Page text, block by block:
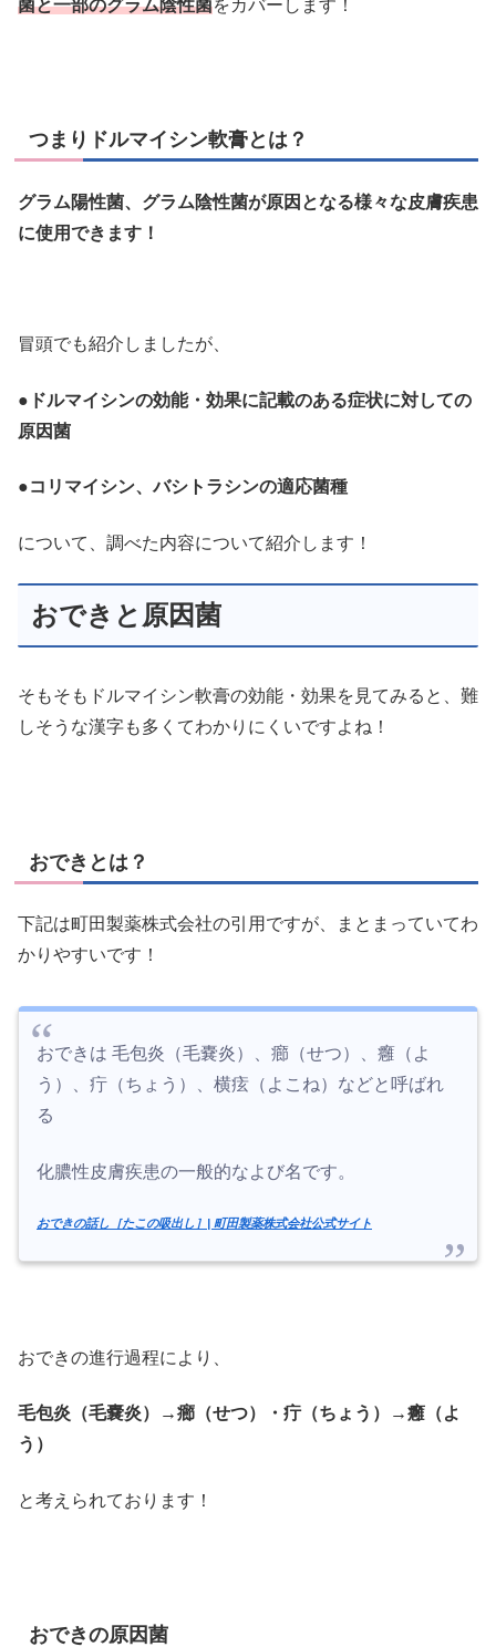
菌と一部のグラム陰性菌をカバーします！
つまりドルマイシン軟膏とは？
グラム陽性菌、グラム陰性菌が原因となる様々な皮膚疾患
に使用できます！
冒頭でも紹介しましたが、
●ドルマイシンの効能・効果に記載のある症状に対しての
原因菌
●コリマイシン、バシトラシンの適応菌種
について、調べた内容について紹介します！
おできと原因菌
そもそもドルマイシン軟膏の効能・効果を見てみると、難
しそうな漢字も多くてわかりにくいですよね！
おできとは？
下記は町田製薬株式会社の引用ですが、まとまっていてわ
かりやすいです！
おできは ⽑包炎（⽑嚢炎）、癤（せつ）、癰（よ
う）、疔（ちょう）、横痃（よこね）などと呼ばれ
る
化膿性⽪膚疾患の⼀般的なよび名です。
おできの話し［たこの吸出し］| 町田製薬株式会社公式サイト
おできの進行過程により、
毛包炎（毛嚢炎）→癤（せつ）・疔（ちょう）→癰（よ
う）
と考えられております！
おできの原因菌